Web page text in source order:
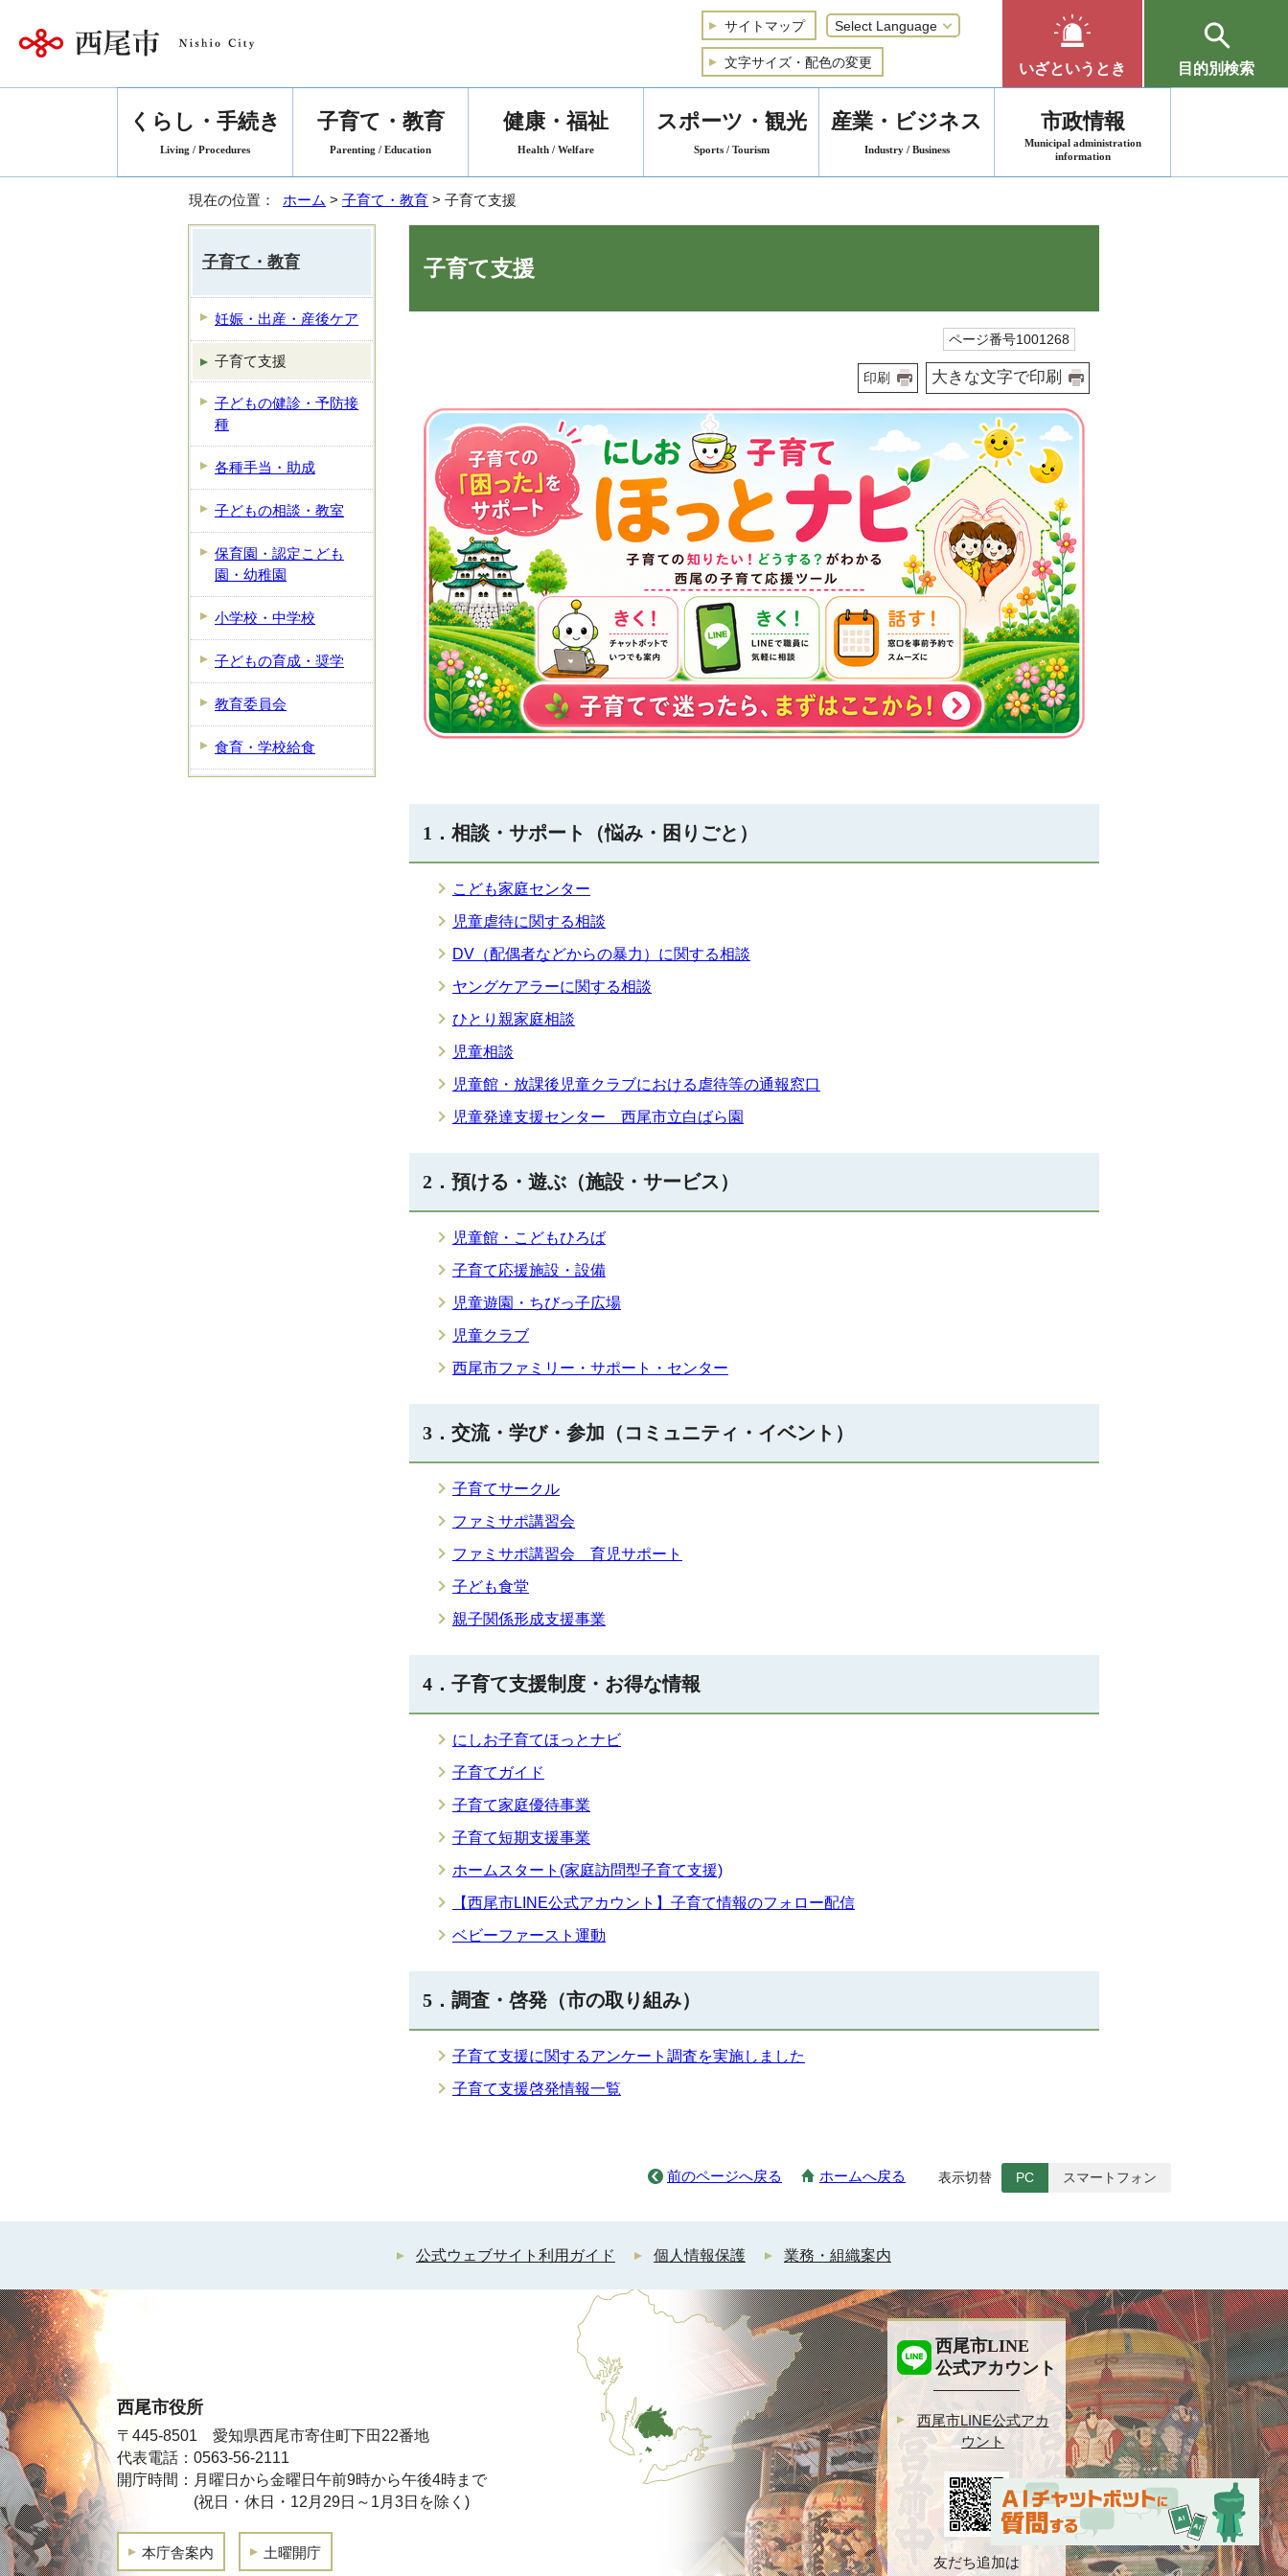
サイトマップ
文字サイズ・配色の変更 いざというとき 目的別検索
くらし・手続き
Living / Procedures
子育て・教育
Parenting / Education
健康・福祉
Health / Welfare
スポーツ・観光
Sports / Tourism
産業・ビジネス
Industry / Business
市政情報
Municipal administration
information
現在の位置： ホーム > 子育て・教育 > 子育て支援
子育て支援
ページ番号1001268
印刷 大きな文字で印刷
1．相談・サポート（悩み・困りごと）
こども家庭センター
児童虐待に関する相談
DV（配偶者などからの暴力）に関する相談
ヤングケアラーに関する相談
ひとり親家庭相談
児童相談
児童館・放課後児童クラブにおける虐待等の通報窓口
児童発達支援センター 西尾市立白ばら園
2．預ける・遊ぶ（施設・サービス）
児童館・こどもひろば
子育て応援施設・設備
児童遊園・ちびっ子広場
児童クラブ
西尾市ファミリー・サポート・センター
3．交流・学び・参加（コミュニティ・イベント）
子育てサークル
ファミサポ講習会
ファミサポ講習会 育児サポート
子ども食堂
親子関係形成支援事業
4．子育て支援制度・お得な情報
にしお子育てほっとナビ
子育てガイド
子育て家庭優待事業
子育て短期支援事業
ホームスタート(家庭訪問型子育て支援)
【西尾市LINE公式アカウント】子育て情報のフォロー配信
ベビーファースト運動
5．調査・啓発（市の取り組み）
子育て支援に関するアンケート調査を実施しました
子育て支援啓発情報一覧
子育て・教育
妊娠・出産・産後ケア
子育て支援
子どもの健診・予防接
種
各種手当・助成
子どもの相談・教室
保育園・認定こども
園・幼稚園
小学校・中学校
子どもの育成・奨学
教育委員会
食育・学校給食
前のページへ戻る ホームへ戻る 表示切替 PC スマートフォン
公式ウェブサイト利用ガイド 個人情報保護 業務・組織案内
西尾市役所
〒445-8501 愛知県西尾市寄住町下田22番地
代表電話：0563-56-2111
開庁時間：月曜日から金曜日午前9時から午後4時まで
(祝日・休日・12月29日～1月3日を除く)
本庁舎案内 土曜開庁
西尾市LINE
公式アカウント
西尾市LINE公式アカ
ウント
友だち追加は